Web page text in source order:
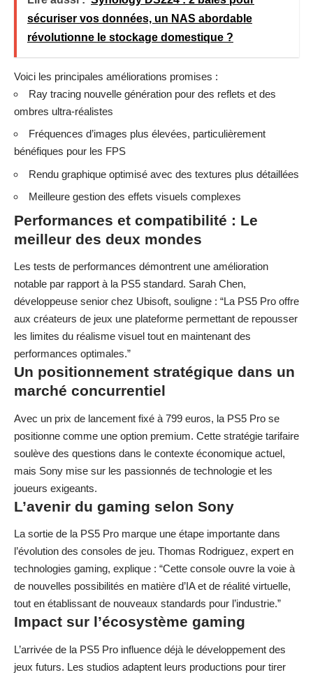
sécuriser vos données, un NAS abordable
révolutionne le stockage domestique ?
Voici les principales améliorations promises :
Ray tracing nouvelle génération pour des reflets et des
ombres ultra-réalistes
Fréquences d’images plus élevées, particulièrement
bénéfiques pour les FPS
Rendu graphique optimisé avec des textures plus détaillées
Meilleure gestion des effets visuels complexes
Performances et compatibilité : Le
meilleur des deux mondes
Les tests de performances démontrent une amélioration
notable par rapport à la PS5 standard. Sarah Chen,
développeuse senior chez Ubisoft, souligne : “La PS5 Pro offre
aux créateurs de jeux une plateforme permettant de repousser
les limites du réalisme visuel tout en maintenant des
performances optimales.”
Un positionnement stratégique dans un
marché concurrentiel
Avec un prix de lancement fixé à 799 euros, la PS5 Pro se
positionne comme une option premium. Cette stratégie tarifaire
soulève des questions dans le contexte économique actuel,
mais Sony mise sur les passionnés de technologie et les
joueurs exigeants.
L’avenir du gaming selon Sony
La sortie de la PS5 Pro marque une étape importante dans
l’évolution des consoles de jeu. Thomas Rodriguez, expert en
technologies gaming, explique : “Cette console ouvre la voie à
de nouvelles possibilités en matière d’IA et de réalité virtuelle,
tout en établissant de nouveaux standards pour l’industrie.”
Impact sur l’écosystème gaming
L’arrivée de la PS5 Pro influence déjà le développement des
jeux futurs. Les studios adaptent leurs productions pour tirer